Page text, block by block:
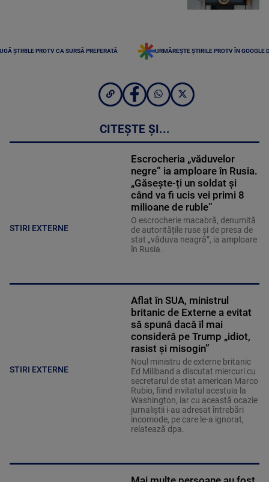
ȘTIRILE PROTV CA SURSĂ PREFERATĂ URMĂREȘTE ȘTIRILE PROTV ÎN GOOGLE
CITEȘTE ȘI...
STIRI EXTERNE
Escrocheria „văduvelor
negre” ia amploare în Rusia.
„Găsește-ți un soldat și
când va fi ucis vei primi 8
milioane de ruble”
O escrocherie macabră, denumită
de autoritățile ruse și de presa de
stat „văduva neagră”, ia amploare
în Rusia.
STIRI EXTERNE
Aflat în SUA, ministrul
britanic de Externe a evitat
să spună dacă îl mai
consideră pe Trump „idiot,
rasist și misogin”
Noul ministru de externe britanic
Ed Miliband a discutat miercuri cu
secretarul de stat american Marco
Rubio, fiind invitatul acestuia la
Washington, iar cu această ocazie
jurnaliştii i-au adresat întrebări
incomode, pe care le-a ignorat,
relatează dpa.